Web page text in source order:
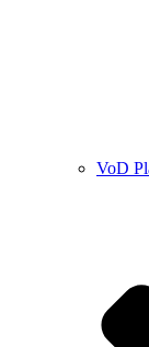
VoD